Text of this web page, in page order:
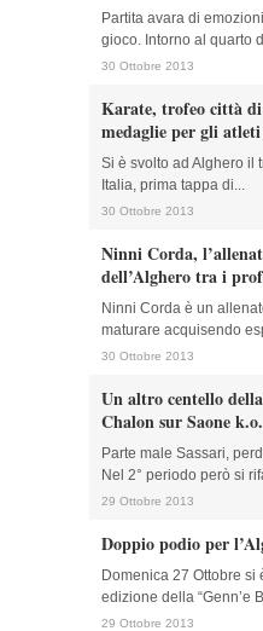
Partita avara di
gioco. Intorno al quarto
30 Ottobre 2013
Karate, trofeo città
medaglie per gli
Si è svolto ad Alghero il
Italia, prima tappa di...
30 Ottobre 2013
Ninni Corda,
dell’Alghero tra i
Ninni Corda è un
maturare acquisendo
30 Ottobre 2013
Un altro centello
Chalon sur Saone k.o.
Parte male Sassari,
Nel 2° periodo però si
29 Ottobre 2013
Doppio podio per
Domenica 27 Ottobre
edizione della “Genn’e
29 Ottobre 2013